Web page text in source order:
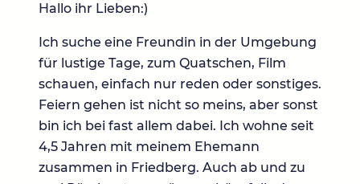
Hallo ihr Lieben:)
Ich suche eine Freundin in der Umgebung
für lustige Tage, zum Quatschen, Film
schauen, einfach nur reden oder sonstiges.
Feiern gehen ist nicht so meins, aber sonst
bin ich bei fast allem dabei. Ich wohne seit
4,5 Jahren mit meinem Ehemann
zusammen in Friedberg. Auch ab und zu